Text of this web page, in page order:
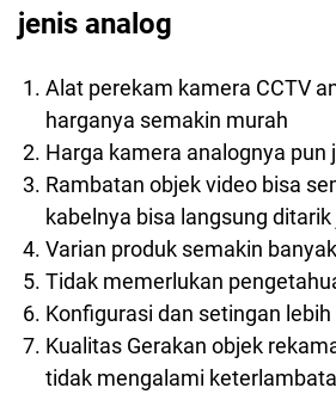
jenis analog
Alat perekam kamera CCTV
harganya semakin murah
Harga kamera analognya pun
Rambatan objek video bisa
kabelnya bisa langsung ditarik
Varian produk semakin banyak
Tidak memerlukan
Konfigurasi dan setingan
Kualitas Gerakan objek
tidak mengalami